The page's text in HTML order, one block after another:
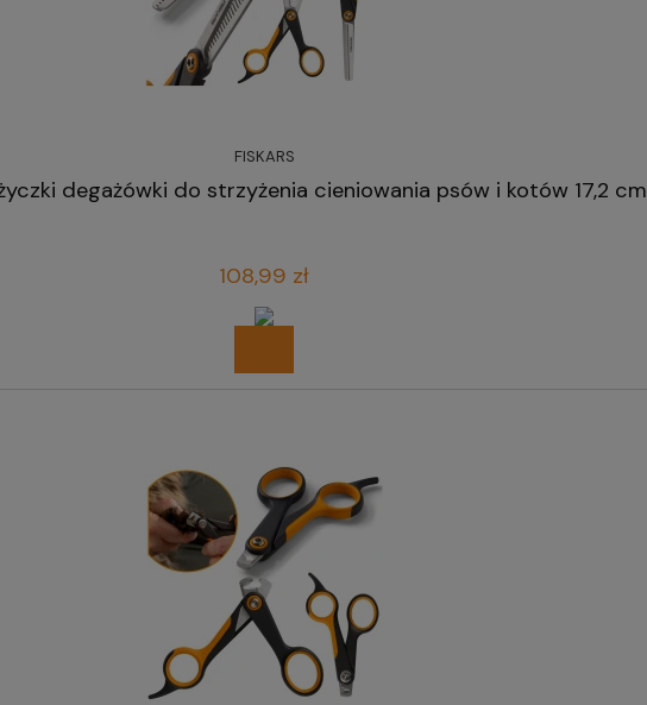
FISKARS
degażówki do strzyżenia cieniowania psów i kotów 17,2 cm
108,99 zł